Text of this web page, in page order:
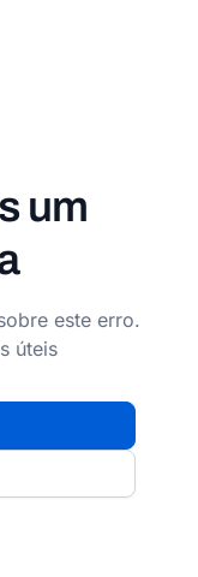
um
este erro.
úteis